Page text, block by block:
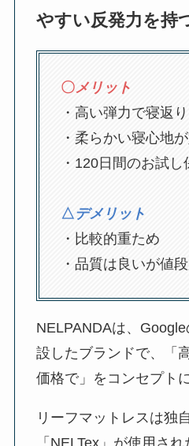
やすい反発力を持
〇メリット
・高い弾力で寝返
・柔らかい寝心地
・120日間のお試し
△ デメリット
・比較的重ため
・品質は良いが値
NELPANDAは、
設したブランドで、「
価格で」をコンセプト
リーフマットレスは独
「NELTex」が使用さ